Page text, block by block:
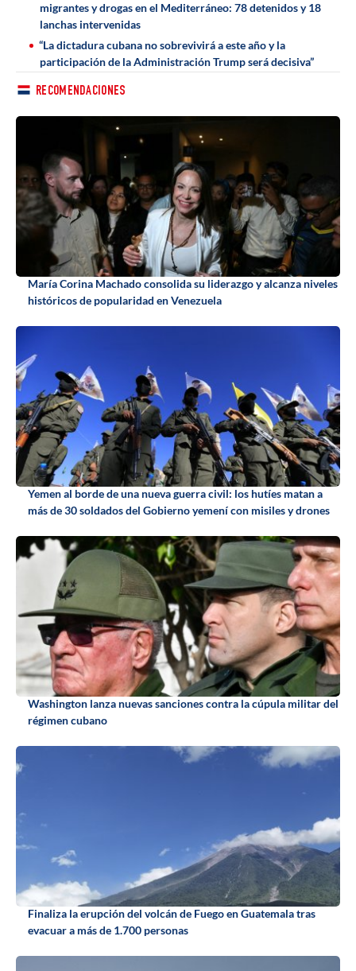
migrantes y drogas en el Mediterráneo: 78 detenidos y 18
lanchas intervenidas
“La dictadura cubana no sobrevivirá a este año y la
participación de la Administración Trump será decisiva”
RECOMENDACIONES
María Corina Machado consolida su liderazgo y alcanza niveles
históricos de popularidad en Venezuela
Yemen al borde de una nueva guerra civil: los hutíes matan a
más de 30 soldados del Gobierno yemení con misiles y drones
Washington lanza nuevas sanciones contra la cúpula militar del
régimen cubano
Finaliza la erupción del volcán de Fuego en Guatemala tras
evacuar a más de 1.700 personas